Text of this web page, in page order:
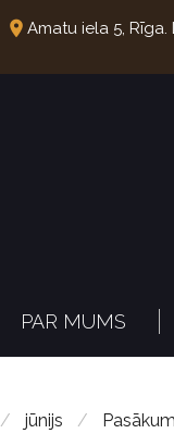
place Amatu iela 5, Rīga.
PAR MUMS
/ jūnijs /